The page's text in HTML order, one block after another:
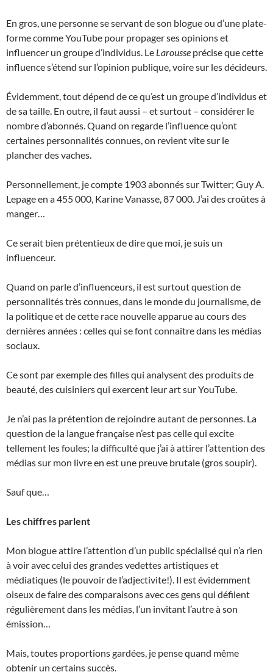
En gros, une personne se servant de son blogue ou d’une plate-
forme comme YouTube pour propager ses opinions et
influencer un groupe d’individus. Le Larousse précise que cette
influence s’étend sur l’opinion publique, voire sur les décideurs.
Évidemment, tout dépend de ce qu’est un groupe d’individus et
de sa taille. En outre, il faut aussi – et surtout – considérer le
nombre d’abonnés. Quand on regarde l’influence qu’ont
certaines personnalités connues, on revient vite sur le
plancher des vaches.
Personnellement, je compte 1903 abonnés sur Twitter; Guy A.
Lepage en a 455 000, Karine Vanasse, 87 000. J’ai des croûtes à
manger…
Ce serait bien prétentieux de dire que moi, je suis un
influenceur.
Quand on parle d’influenceurs, il est surtout question de
personnalités très connues, dans le monde du journalisme, de
la politique et de cette race nouvelle apparue au cours des
dernières années : celles qui se font connaitre dans les médias
sociaux.
Ce sont par exemple des filles qui analysent des produits de
beauté, des cuisiniers qui exercent leur art sur YouTube.
Je n’ai pas la prétention de rejoindre autant de personnes. La
question de la langue française n’est pas celle qui excite
tellement les foules; la difficulté que j’ai à attirer l’attention des
médias sur mon livre en est une preuve brutale (gros soupir).
Sauf que…
Les chiffres parlent
Mon blogue attire l’attention d’un public spécialisé qui n’a rien
à voir avec celui des grandes vedettes artistiques et
médiatiques (le pouvoir de l’adjectivite!). Il est évidemment
oiseux de faire des comparaisons avec ces gens qui défilent
régulièrement dans les médias, l’un invitant l’autre à son
émission…
Mais, toutes proportions gardées, je pense quand même
obtenir un certains succès.